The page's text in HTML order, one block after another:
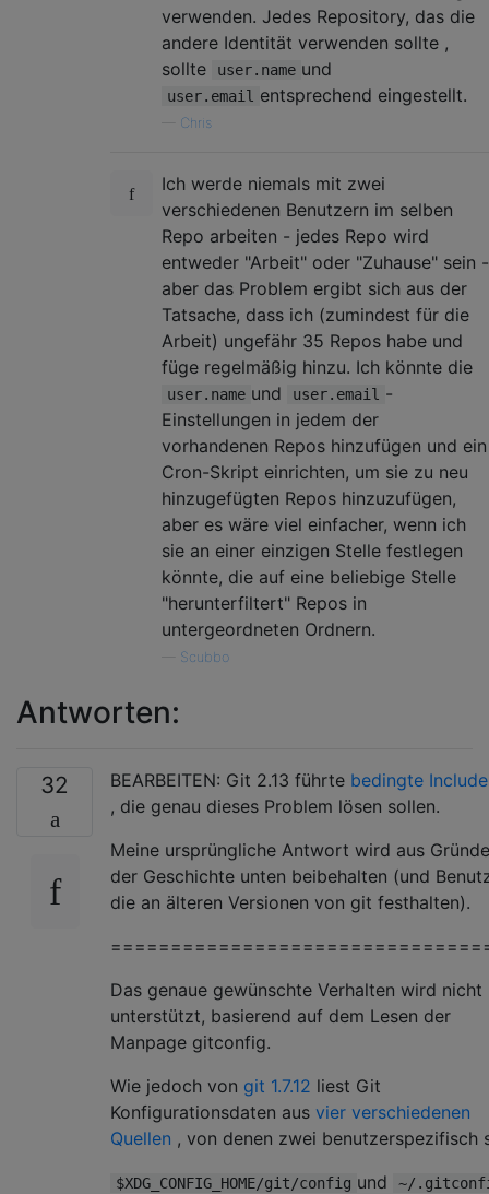
verwenden. Jedes Repository, das die
andere Identität verwenden sollte ,
sollte
user.name und
user.email entsprechend eingestellt.
Chris
Ich werde niemals mit zwei
verschiedenen Benutzern im selben
Repo arbeiten - jedes Repo wird
entweder "Arbeit" oder "Zuhause" sein -
aber das Problem ergibt sich aus der
Tatsache, dass ich (zumindest für die
Arbeit) ungefähr 35 Repos habe und
füge regelmäßig hinzu. Ich könnte die
user.name und user.email -
Einstellungen in jedem der
vorhandenen Repos hinzufügen und ein
Cron-Skript einrichten, um sie zu neu
hinzugefügten Repos hinzuzufügen,
aber es wäre viel einfacher, wenn ich
sie an einer einzigen Stelle festlegen
könnte, die auf eine beliebige Stelle
"herunterfiltert" Repos in
untergeordneten Ordnern.
Scubbo
Antworten:
32 BEARBEITEN: Git 2.13 führte bedingte
, die genau dieses Problem lösen sollen.
Meine ursprüngliche Antwort wird aus
der Geschichte unten beibehalten (und
die an älteren Versionen von git festhalten).
Das genaue gewünschte Verhalten wird nicht
unterstützt, basierend auf dem Lesen der
Manpage gitconfig.
Wie jedoch von git 1.7.12 liest Git
Konfigurationsdaten aus vier verschiedenen
Quellen , von denen zwei benutzerspezifisch
$XDG_CONFIG_HOME/git/config und ~/